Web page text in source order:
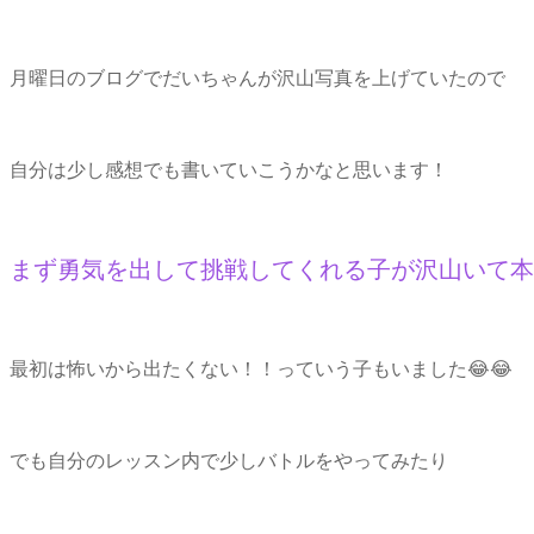
月曜日のブログでだいちゃんが沢山写真を上げていたので
自分は少し感想でも書いていこうかなと思います！
まず勇気を出して挑戦してくれる子が沢山いて
最初は怖いから出たくない！！っていう子もいました😂😂
でも自分のレッスン内で少しバトルをやってみたり